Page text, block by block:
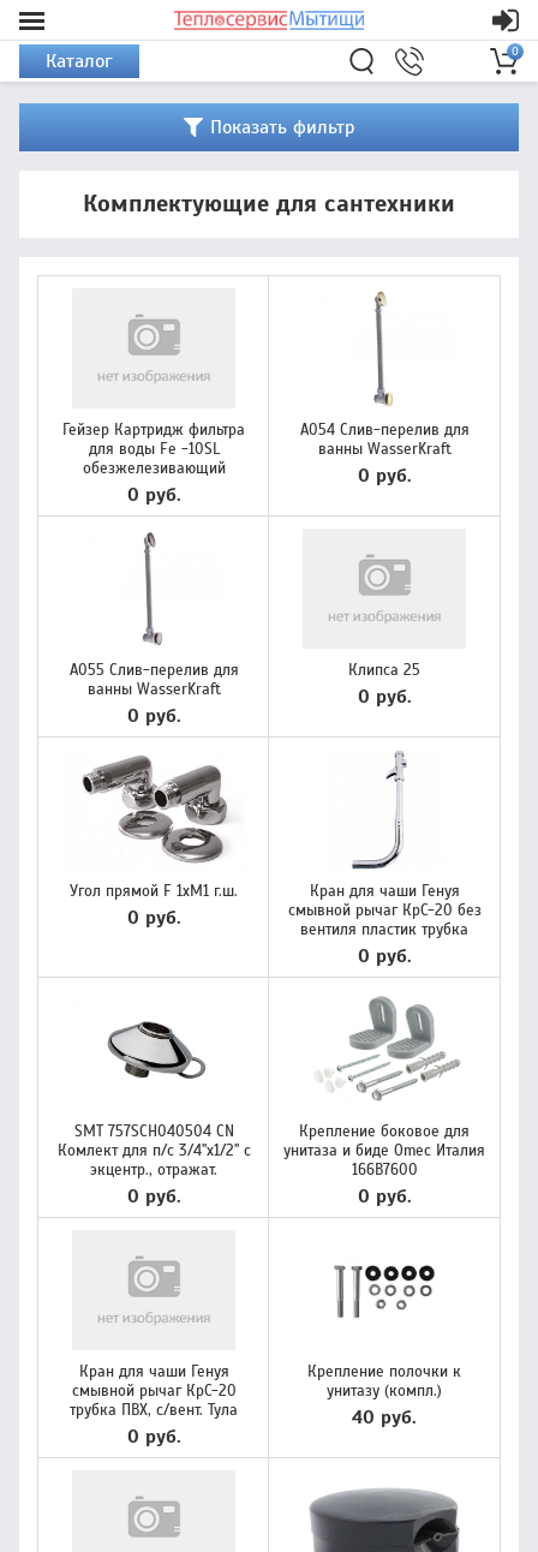
Каталог 0
Показать фильтр
Комплектующие для сантехники
Гейзер Картридж фильтра
для воды Fe -10SL
обезжелезивающий
0 руб.
A054 Слив-перелив для
ванны WasserKraft
0 руб.
A055 Слив-перелив для
ванны WasserKraft
0 руб.
Клипса 25
0 руб.
Угол прямой F 1хМ1 г.ш.
0 руб.
Кран для чаши Генуя
смывной рычаг КрС-20 без
вентиля пластик трубка
0 руб.
SMT 757SCH040504 CN
Комлект для п/с 3/4"х1/2" с
экцентр., отражат.
0 руб.
Крепление боковое для
унитаза и биде Omec Италия
166B7600
0 руб.
Кран для чаши Генуя
смывной рычаг КрС-20
трубка ПВХ, с/вент. Тула
0 руб.
Крепление полочки к
унитазу (компл.)
40 руб.